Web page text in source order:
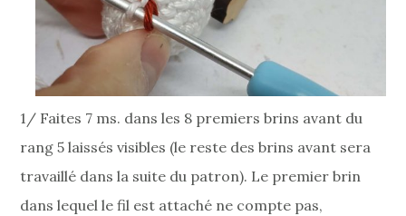
1/ Faites 7 ms. dans les 8 premiers brins avant du
rang 5 laissés visibles (le reste des brins avant sera
travaillé dans la suite du patron). Le premier brin
dans lequel le fil est attaché ne compte pas,